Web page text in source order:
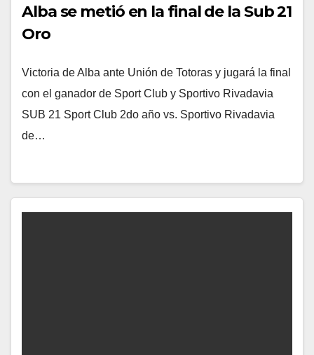
Alba se metió en la final de la Sub 21
Oro
Victoria de Alba ante Unión de Totoras y jugará la final
con el ganador de Sport Club y Sportivo Rivadavia
SUB 21 Sport Club 2do año vs. Sportivo Rivadavia
de…